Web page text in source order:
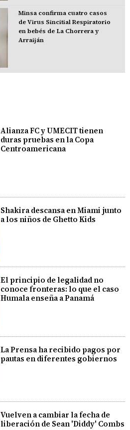
Minsa confirma cuatro casos
de Virus Sincitial Respiratorio
en bebés de La Chorrera y
Arraiján
Alianza FC y UMECIT tienen
duras pruebas en la Copa
Centroamericana
Shakira descansa en Miami junto
a los niños de Ghetto Kids
El principio de legalidad no
conoce fronteras: lo que el caso
Humala enseña a Panamá
La Prensa ha recibido pagos por
pautas en diferentes gobiernos
Vuelven a cambiar la fecha de
liberación de Sean 'Diddy' Combs